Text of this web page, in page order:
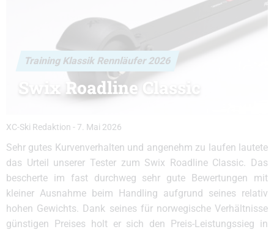
Training Klassik Rennläufer 2026
Swix Roadline Classic
XC-Ski Redaktion - 7. Mai 2026
Sehr gutes Kurvenverhalten und angenehm zu laufen lautete
das Urteil unserer Tester zum Swix Roadline Classic. Das
bescherte im fast durchweg sehr gute Bewertungen mit
kleiner Ausnahme beim Handling aufgrund seines relativ
hohen Gewichts. Dank seines für norwegische Verhältnisse
günstigen Preises holt er sich den Preis-Leistungssieg in